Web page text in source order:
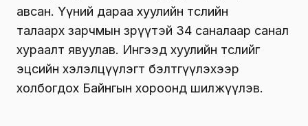
авсан. Үүний дараа хуулийн төслийн
талаарх зарчмын зөрүүтэй 34 саналаар санал
хураалт явуулав. Ингээд хуулийн төслийг
эцсийн хэлэлцүүлэгт бэлтгүүлэхээр
холбогдох Байнгын хороонд шилжүүлэв.